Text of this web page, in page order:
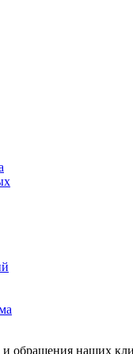
обращения наших